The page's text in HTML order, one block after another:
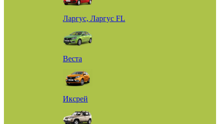
Ларгус, Ларгус FL
Веста
Иксрей